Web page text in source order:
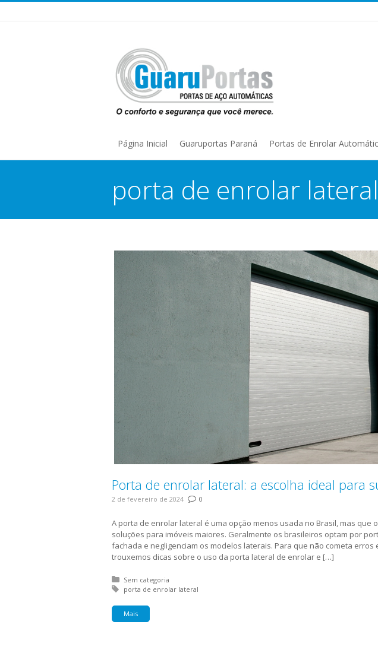
Página Inicial Guaruportas Paraná Portas de Enrolar
porta de enrolar lateral
Porta de enrolar lateral: a escolha ideal para
2 de fevereiro de 2024 0
A porta de enrolar lateral é uma opção menos usada no Brasil, mas que
soluções para imóveis maiores. Geralmente os brasileiros optam por
fachada e negligenciam os modelos laterais. Para que não cometa erros
trouxemos dicas sobre o uso da porta lateral de enrolar e […]
Posted in:
Sem categoria
Tagged with:
porta de enrolar lateral
Mais